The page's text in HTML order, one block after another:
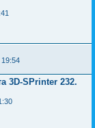
3D-SPrinter 232.